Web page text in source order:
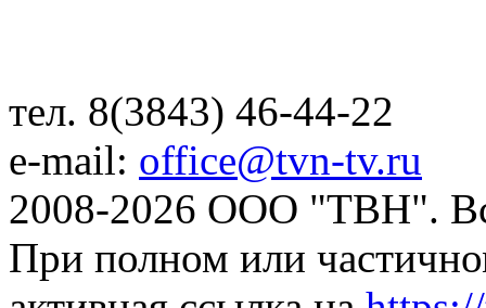
тел. 8(3843) 46-44-22
e-mail: office@tvn-tv.ru
2008-2026 ООО "ТВН".
При полном или